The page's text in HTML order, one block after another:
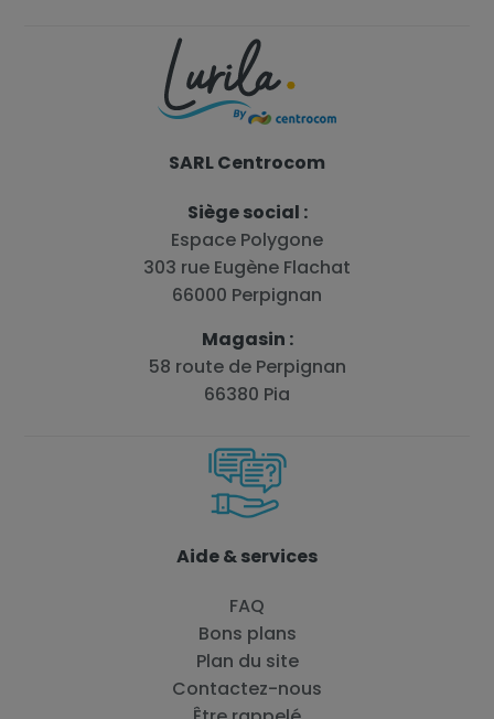
SARL Centrocom
Siège social :
Espace Polygone
303 rue Eugène Flachat
66000 Perpignan
Magasin :
58 route de Perpignan
66380 Pia
Aide & services
FAQ
Bons plans
Plan du site
Contactez-nous